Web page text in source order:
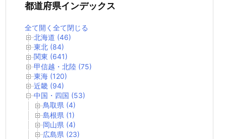
都道府県インデックス
全て開く 全て閉じる
北海道 (46)
東北 (84)
関東 (641)
甲信越・北陸 (75)
東海 (120)
近畿 (94)
中国・四国 (53)
鳥取県 (4)
島根県 (1)
岡山県 (4)
広島県 (23)